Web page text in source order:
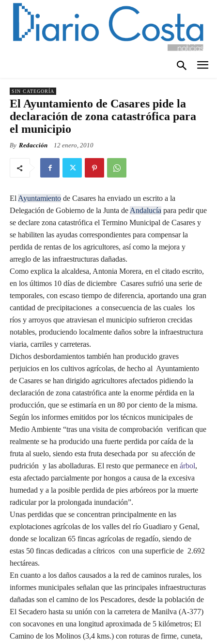
SIN CATEGORÍA
El Ayuntamiento de Casares pide la
declaración de zona catastrófica para
el municipio
By Redacción 12 enero, 2010
ElAyuntamiento de Casares ha enviado un escrito a la
Delegación de Gobierno de la Junta deAndalucía para pedir que
se declare zona catastrófica el Termino Municipal de Casares y
se habiliten las ayudas correspondientes para compensar la
perdida de rentas de los agricultores, así como la mejora y
arreglo de las infraestructuras dañadas.
Como explica la alcaldesa, Antonia Morera, en el citado escrito,
en los últimos 10 días de diciembre Casares sufrió una serie de
temporales, con escaso tiempo de diferencia, aportando una gran
cantidad de precipitaciones a consecuencia de las cuales los
ríos y arroyos que atraviesan el municipio sufrieron crecidas
notables, produciendo localmente daños sobre la infraestructura
viaria, carriles y carreteras.
Dichos desbordamientos también han producido graves
perjuicios en los cultivos agrícolas, de hecho al Ayuntamiento
de Casares se han dirigido agricultores afectados pidiendo la
declaración de zona catastrófica ante la enorme pérdida en la
producción, que se estimaría en un 80 por ciento de la misma.
Según los informes emitidos por los técnicos municipales de
Medio Ambiente “tras una visita de comprobación verifican que
realmente se ha producido una fuerte perdida por caída de la
fruta al suelo, siendo esta fruta desechada por su afección de
pudrición y las abolladuras. El resto que permanece en árbol,
esta afectado parcialmente por hongos a causa de la excesiva
humedad y a la posible perdida de pies arbóreos por la muerte
radicular por la prolongada inundación”.
Unas perdidas que se concentran principalmente en las
explotaciones agrícolas de los valles del río Guadiaro y Genal,
donde se localizan 65 fincas agrícolas de regadío, siendo de
estas 50 fincas dedicadas a cítricos con una superficie de 2.692
hectáreas.
En cuanto a los daños causados a la red de caminos rurales, los
informes municipales señalan que las principales infraestructuras
dañadas son el camino de los Pescadores, desde la población de
El Secadero hasta su unión con la carretera de Manilva (A-377)
con socavones en una longitud aproximada de 5 kilómetros; El
Camino de los Molinos (3,4 kms.) con roturas de firme, cuneta,